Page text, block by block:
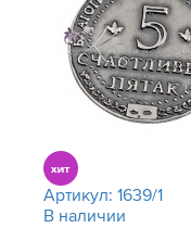
Артикул: 1639/1
В наличии